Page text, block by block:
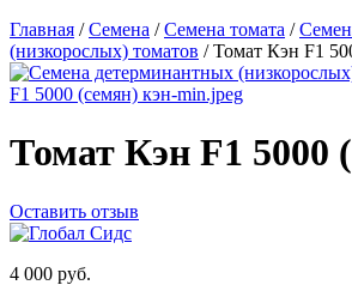
Главная /Семена /Семена томата /
(низкорослых) томатов /Томат Кэн F1
Томат Кэн F1 5000
Оставить отзыв
4 000 руб.